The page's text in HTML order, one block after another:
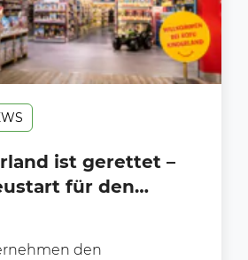
ist gerettet –
für den
den